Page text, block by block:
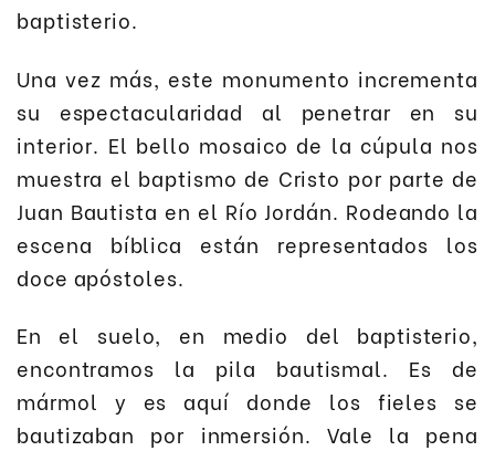
baptisterio.
Una vez más, este monumento incrementa
su espectacularidad al penetrar en su
interior. El bello mosaico de la cúpula nos
muestra el baptismo de Cristo por parte de
Juan Bautista en el Río Jordán. Rodeando la
escena bíblica están representados los
doce apóstoles.
En el suelo, en medio del baptisterio,
encontramos la pila bautismal. Es de
mármol y es aquí donde los fieles se
bautizaban por inmersión. Vale la pena